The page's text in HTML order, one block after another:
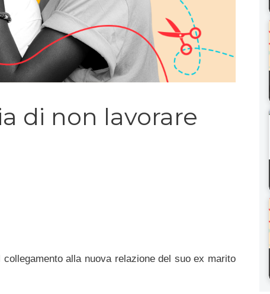
di non lavorare
collegamento alla nuova relazione del suo ex marito